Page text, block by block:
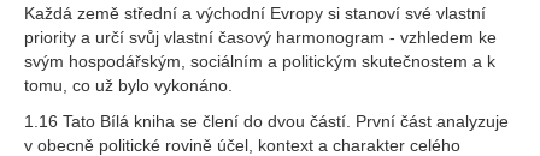
Každá země střední a východní Evropy si stanoví své vlastní
priority a určí svůj vlastní časový harmonogram - vzhledem ke
svým hospodářským, sociálním a politickým skutečnostem a k
tomu, co už bylo vykonáno.
1.16 Tato Bílá kniha se člení do dvou částí. První část analyzuje
v obecně politické rovině účel, kontext a charakter celého